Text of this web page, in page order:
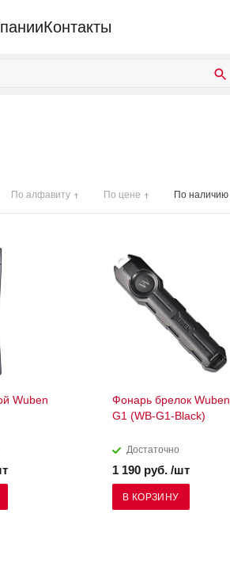
Контакты
По алфавиту По цене По наличию
Wuben
Фонарь брелок Wuben
G1 (WB-G1-Black)
Достаточно
1 190 руб. /шт
В КОРЗИНУ